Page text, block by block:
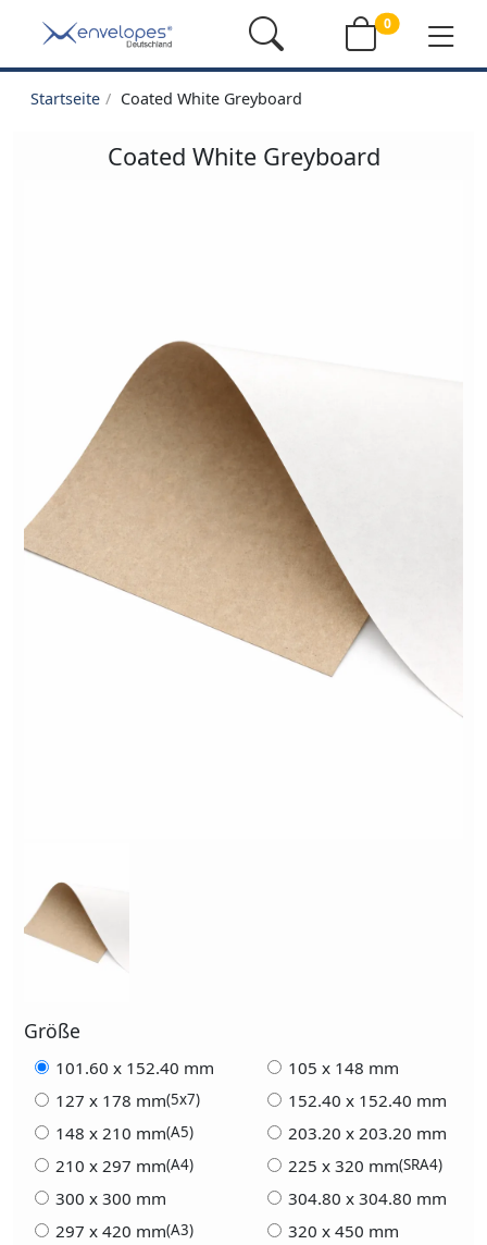
0
Startseite Coated White Greyboard
Coated White Greyboard
Größe
101.60 x 152.40 mm
105 x 148 mm
127 x 178 mm(5x7)
152.40 x 152.40 mm
148 x 210 mm(A5)
203.20 x 203.20 mm
210 x 297 mm(A4) 225 x 320 mm(SRA4)
300 x 300 mm
304.80 x 304.80 mm
297 x 420 mm(A3)
320 x 450 mm